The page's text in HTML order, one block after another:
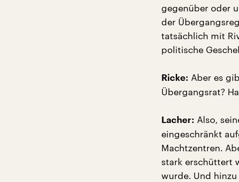
gegenüber oder
der
tatsächlich mit
politische
Ricke: Aber es
Übergangsrat?
Lacher: Also,
eingeschränkt
Machtzentren.
stark erschüttert
wurde. Und